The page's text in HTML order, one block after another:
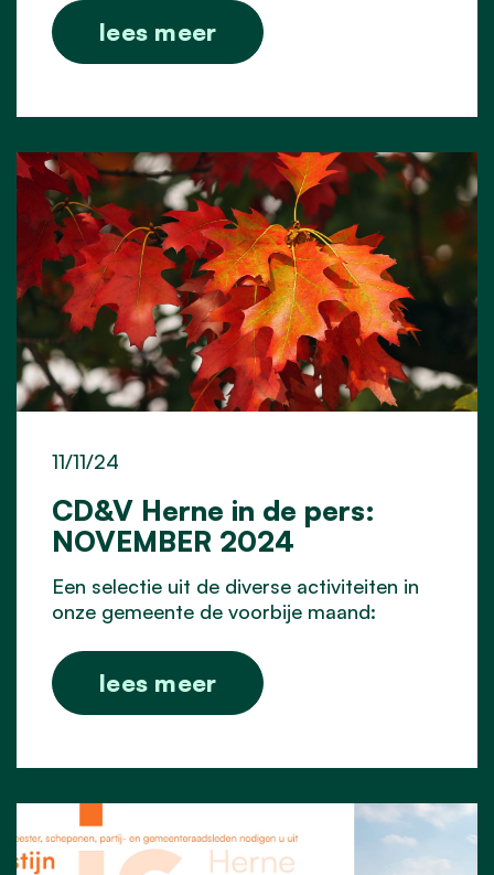
lees meer
CD&V Herne in de pers:
NOVEMBER 2024
11/11/24
Een selectie uit de diverse activiteiten in
onze gemeente de voorbije maand:
lees meer